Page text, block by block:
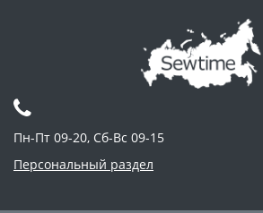
Пн-Пт 09-20, Сб-Вс 09-15
Персональный раздел